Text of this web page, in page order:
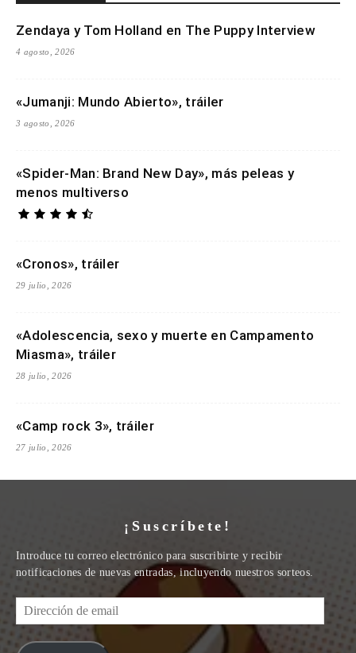
Zendaya y Tom Holland en The Puppy Interview
4 agosto, 2026
«Jumanji: Mundo Abierto», tráiler
3 agosto, 2026
«Spider-Man: Brand New Day», más peleas y
menos multiverso
«Cronos», tráiler
29 julio, 2026
«Adolescencia, sexo y muerte en Campamento
Miasma», tráiler
28 julio, 2026
«Camp rock 3», tráiler
27 julio, 2026
¡Suscríbete!
Introduce tu correo electrónico para suscribirte y recibir
notificaciones de nuevas entradas, incluyendo nuestros sorteos.
Dirección
de
email